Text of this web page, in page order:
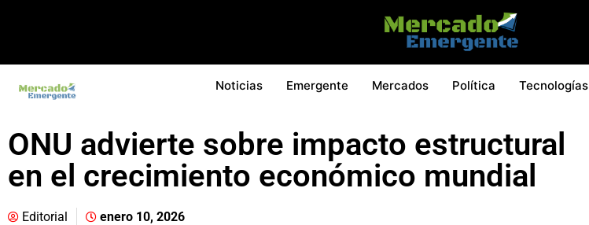
Noticias Emergente Mercados Política Tecnologías
ONU advierte sobre impacto estructural
en el crecimiento económico mundial
Editorial enero 10, 2026